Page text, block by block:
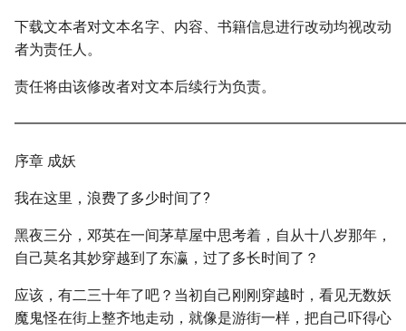
下载文本者对文本名字、内容、书籍信息进行改动均视改动
者为责任人。
责任将由该修改者对文本后续行为负责。
序章 成妖
我在这里，浪费了多少时间了?
黑夜三分，邓英在一间茅草屋中思考着，自从十八岁那年，
自己莫名其妙穿越到了东瀛，过了多长时间了？
应该，有二三十年了吧？当初自己刚刚穿越时，看见无数妖
魔鬼怪在街上整齐地走动，就像是游街一样，把自己吓得心